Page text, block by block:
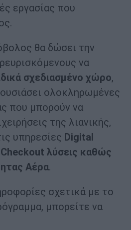
εργασίας που
θα δώσει την
να
σχεδιασμένο χώρο,
ολοκληρωμένες
που μπορούν να
της λιανικής,
υπηρεσίες Digital
Checkout λύσεις καθώς
Αέρα.
σχετικά με το
μπορείτε να